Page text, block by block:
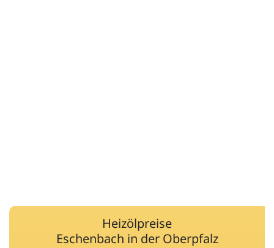
Heizölpreise
Eschenbach in der Oberpfalz